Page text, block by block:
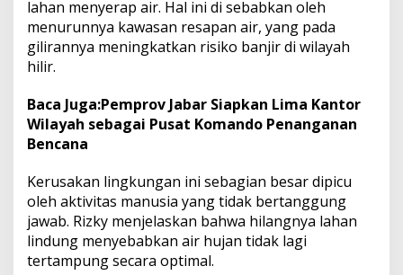
lahan menyerap air. Hal ini di sebabkan oleh
menurunnya kawasan resapan air, yang pada
gilirannya meningkatkan risiko banjir di wilayah
hilir.
Baca Juga:Pemprov Jabar Siapkan Lima Kantor
Wilayah sebagai Pusat Komando Penanganan
Bencana
Kerusakan lingkungan ini sebagian besar dipicu
oleh aktivitas manusia yang tidak bertanggung
jawab. Rizky menjelaskan bahwa hilangnya lahan
lindung menyebabkan air hujan tidak lagi
tertampung secara optimal.